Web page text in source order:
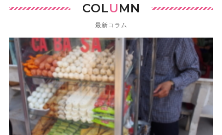
COLUMN
最新コラム